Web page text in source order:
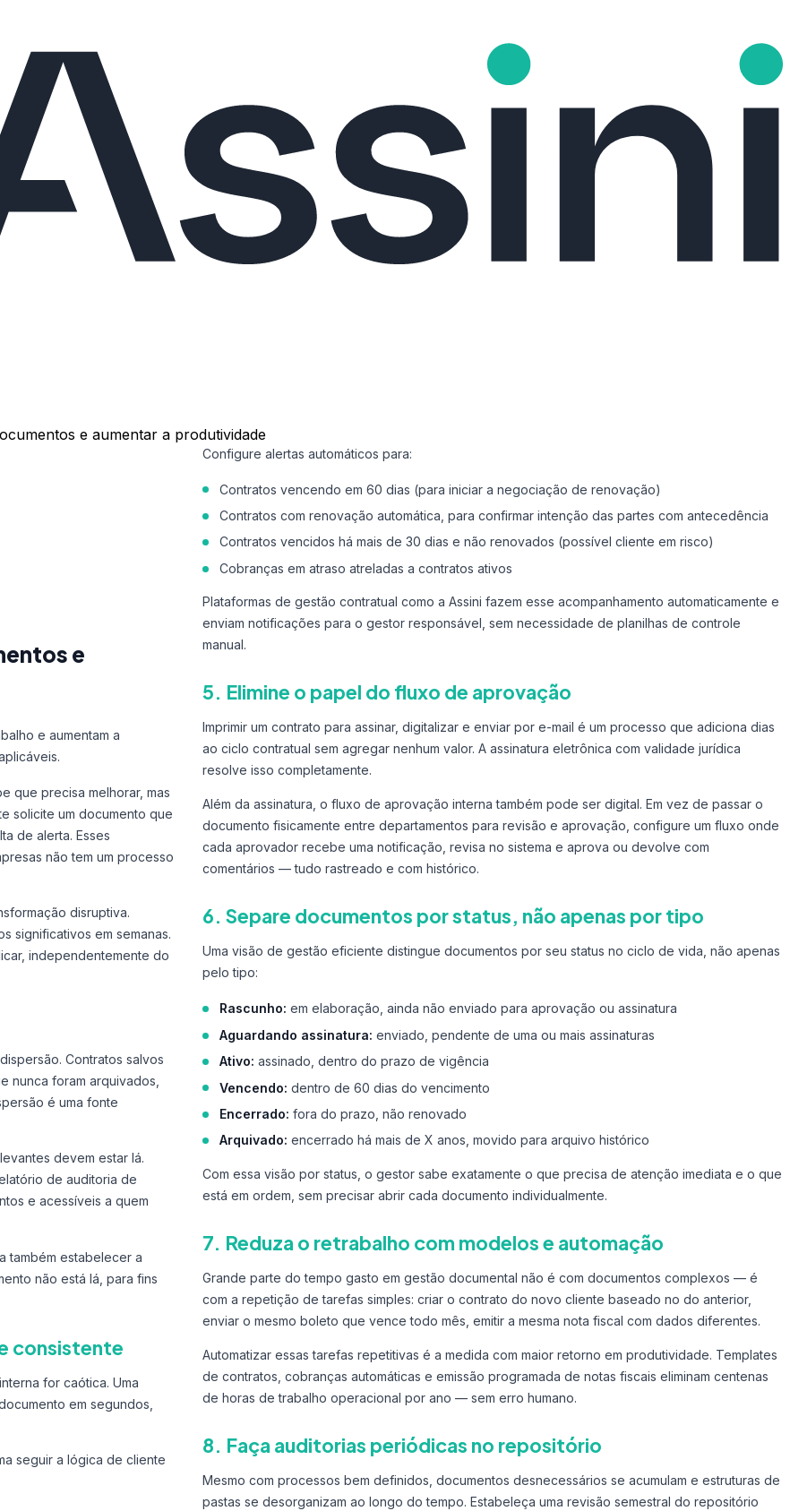
e aumentar a produtividade
e
e aumentam a
que precisa melhorar, mas
solicite um documento que
de alerta. Esses
não tem um processo
disruptiva.
significativos em semanas.
independentemente do
Contratos salvos
nunca foram arquivados,
é uma fonte
devem estar lá.
de auditoria de
e acessíveis a quem
também estabelecer a
não está lá, para fins
consistente
for caótica. Uma
em segundos,
seguir a lógica de cliente
Configure alertas automáticos para:
Contratos vencendo em 60 dias (para iniciar a negociação de renovação)
Contratos com renovação automática, para confirmar intenção das partes com antecedência
Contratos vencidos há mais de 30 dias e não renovados (possível cliente em risco)
Cobranças em atraso atreladas a contratos ativos
Plataformas de gestão contratual como a Assini fazem esse acompanhamento automaticamente e
enviam notificações para o gestor responsável, sem necessidade de planilhas de controle
manual.
5. Elimine o papel do fluxo de aprovação
Imprimir um contrato para assinar, digitalizar e enviar por e-mail é um processo que adiciona dias
ao ciclo contratual sem agregar nenhum valor. A assinatura eletrônica com validade jurídica
resolve isso completamente.
Além da assinatura, o fluxo de aprovação interna também pode ser digital. Em vez de passar o
documento fisicamente entre departamentos para revisão e aprovação, configure um fluxo onde
cada aprovador recebe uma notificação, revisa no sistema e aprova ou devolve com
comentários — tudo rastreado e com histórico.
6. Separe documentos por status, não apenas por tipo
Uma visão de gestão eficiente distingue documentos por seu status no ciclo de vida, não apenas
pelo tipo:
Rascunho: em elaboração, ainda não enviado para aprovação ou assinatura
Aguardando assinatura: enviado, pendente de uma ou mais assinaturas
Ativo: assinado, dentro do prazo de vigência
Vencendo: dentro de 60 dias do vencimento
Encerrado: fora do prazo, não renovado
Arquivado: encerrado há mais de X anos, movido para arquivo histórico
Com essa visão por status, o gestor sabe exatamente o que precisa de atenção imediata e o que
está em ordem, sem precisar abrir cada documento individualmente.
7. Reduza o retrabalho com modelos e automação
Grande parte do tempo gasto em gestão documental não é com documentos complexos — é
com a repetição de tarefas simples: criar o contrato do novo cliente baseado no do anterior,
enviar o mesmo boleto que vence todo mês, emitir a mesma nota fiscal com dados diferentes.
Automatizar essas tarefas repetitivas é a medida com maior retorno em produtividade. Templates
de contratos, cobranças automáticas e emissão programada de notas fiscais eliminam centenas
de horas de trabalho operacional por ano — sem erro humano.
8. Faça auditorias periódicas no repositório
Mesmo com processos bem definidos, documentos desnecessários se acumulam e estruturas de
pastas se desorganizam ao longo do tempo. Estabeleça uma revisão semestral do repositório